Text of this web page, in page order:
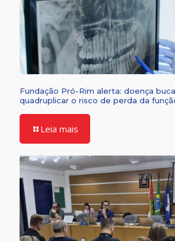
Fundação Pró-Rim alerta: doença
quadruplicar o risco de perda da
Leia mais